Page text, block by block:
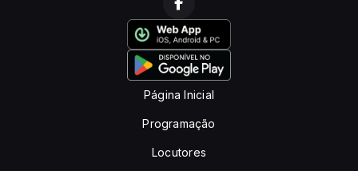
Página Inicial
Programação
Locutores